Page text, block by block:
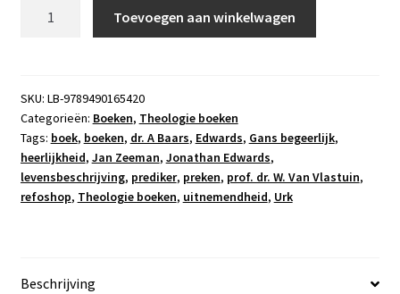
Toevoegen aan winkelwagen
SKU: LB-9789490165420
Categorieën: Boeken, Theologie boeken
Tags: boek, boeken, dr. A Baars, Edwards, Gans begeerlijk,
heerlijkheid, Jan Zeeman, Jonathan Edwards,
levensbeschrijving, prediker, preken, prof. dr. W. Van Vlastuin,
refoshop, Theologie boeken, uitnemendheid, Urk
Beschrijving